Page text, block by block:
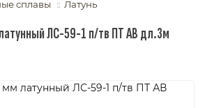
сплавы Латунь
ЛС-59-1 п/тв ПТ АВ дл.3м